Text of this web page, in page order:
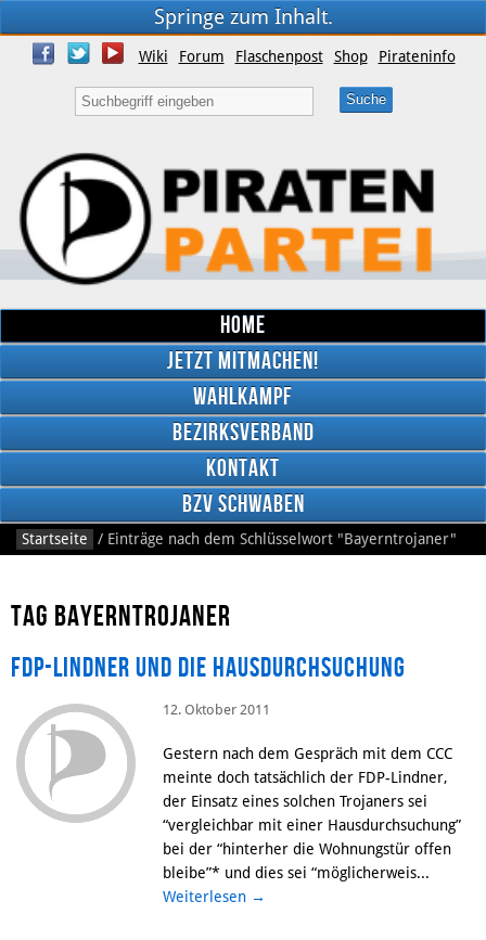
Springe zum Inhalt.
Facebook
Wiki Forum Flaschenpost Shop Pirateninfo
Home
Jetzt mitmachen!
Wahlkampf
Bezirksverband
Kontakt
BzV Schwaben
Startseite / Einträge nach dem Schlüsselwort "Bayerntrojaner"
Tag Bayerntrojaner
FDP-Lindner und die Hausdurchsuchung
12. Oktober 2011
Gestern nach dem Gespräch mit dem CCC
meinte doch tatsächlich der FDP-Lindner,
der Einsatz eines solchen Trojaners sei
“vergleichbar mit einer Hausdurchsuchung”
bei der “hinterher die Wohnungstür offen
bleibe”* und dies sei “möglicherweis...
Weiterlesen →